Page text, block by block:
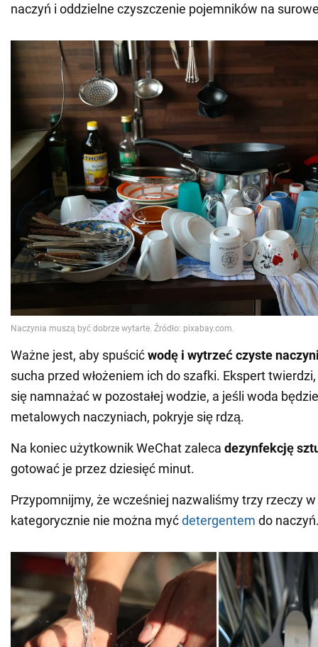
naczyń i oddzielne czyszczenie pojemników na
Ważne jest, aby spuścićwodę i wytrzeć czyste
sucha przed włożeniem ich do szafki. Ekspert
się namnażać w pozostałej wodzie, a jeśli woda
metalowych naczyniach, pokryje się rdzą.
Na koniec użytkownik WeChat zaleca dezynfekcję
gotować je przez dziesięć minut.
Przypomnijmy, że wcześniej nazwaliśmy trzy rzeczy
kategorycznie nie można myćdetergentem do